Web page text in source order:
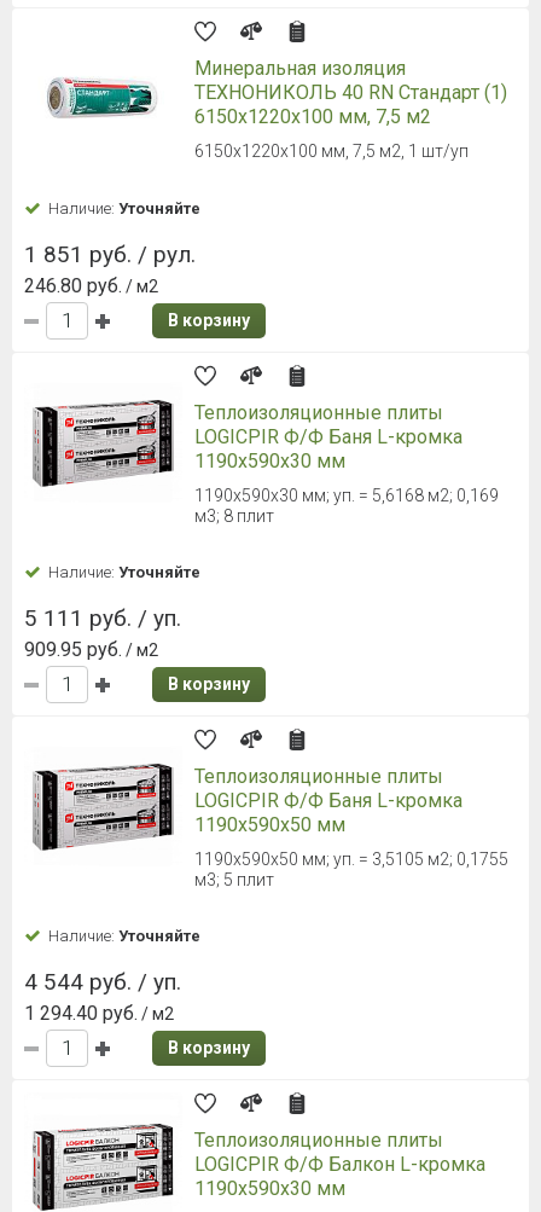
Минеральная изоляция
ТЕХНОНИКОЛЬ 40 RN Стандарт (1)
6150х1220х100 мм, 7,5 м2
6150х1220х100 мм, 7,5 м2, 1 шт/уп
Наличие: Уточняйте
1 851 руб. / рул.
246.80 руб. / м2
В корзину
Теплоизоляционные плиты
LOGICPIR Ф/Ф Баня L-кромка
1190х590х30 мм
1190x590x30 мм; уп. = 5,6168 м2; 0,169
м3; 8 плит
Наличие: Уточняйте
5 111 руб. / уп.
909.95 руб. / м2
В корзину
Теплоизоляционные плиты
LOGICPIR Ф/Ф Баня L-кромка
1190х590х50 мм
1190х590х50 мм; уп. = 3,5105 м2; 0,1755
м3; 5 плит
Наличие: Уточняйте
4 544 руб. / уп.
1 294.40 руб. / м2
В корзину
Теплоизоляционные плиты
LOGICPIR Ф/Ф Балкон L-кромка
1190х590х30 мм